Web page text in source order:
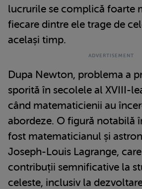
lucrurile se complică foarte
fiecare dintre ele trage de
același timp.
Dupa Newton, problema a
sporită în secolele al XVIII-
când matematicienii au
abordeze. O figură notabilă
fost matematicianul și
Joseph-Louis Lagrange,
contribuții semnificative la
celeste, inclusiv la